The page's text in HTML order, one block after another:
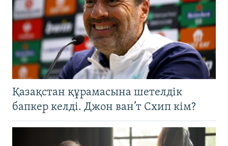
Қазақстан құрамасына шетелдік
бапкер келді. Джон ван’т Схип кім?